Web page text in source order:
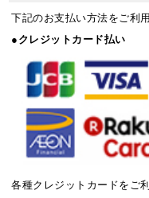
下記のお支払い方法をご利
●クレジットカード払い
各種クレジットカードをご